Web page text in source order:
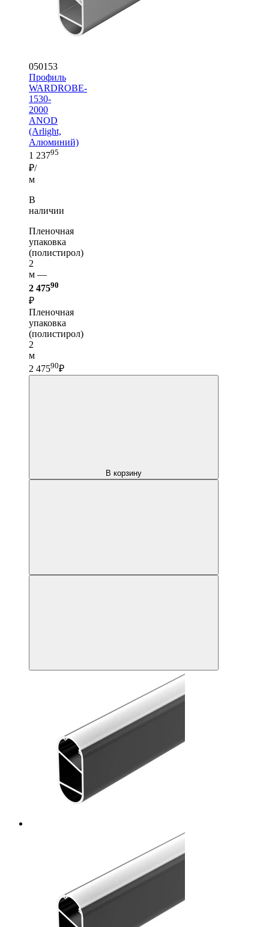
050153
Профиль
WARDROBE-
1530-
2000
ANOD
(Arlight,
Алюминий)
1 23795
₽/
м
В
наличии
Пленочная
упаковка
(полистирол)
2
м —
2 47590
₽
Пленочная
упаковка
(полистирол)
2
м
2 47590₽
В корзину